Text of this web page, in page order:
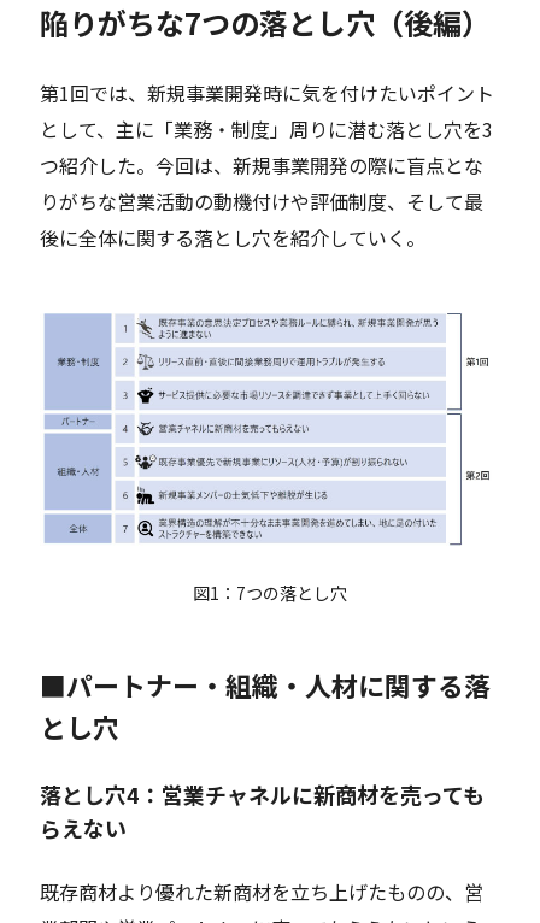
陥りがちな7つの落とし穴（後編）
第1回では、新規事業開発時に気を付けたいポイント
として、主に「業務・制度」周りに潜む落とし穴を3
つ紹介した。今回は、新規事業開発の際に盲点とな
りがちな営業活動の動機付けや評価制度、そして最
後に全体に関する落とし穴を紹介していく。
図1：7つの落とし穴
■パートナー・組織・人材に関する落
とし穴
落とし穴4：営業チャネルに新商材を売っても
らえない
既存商材より優れた新商材を立ち上げたものの、営